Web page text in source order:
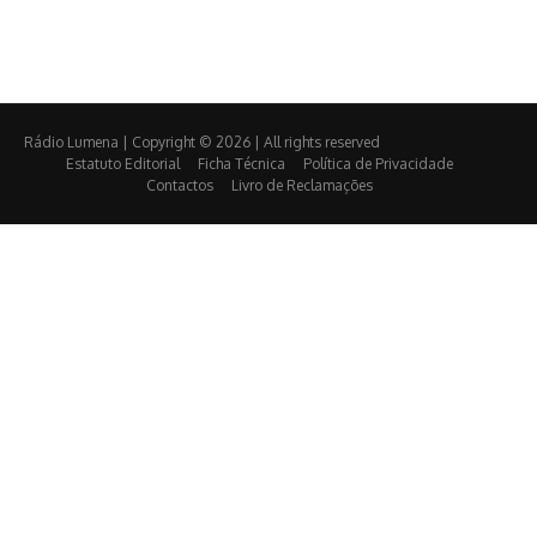
Rádio Lumena | Copyright © 2026 | All rights reserved
Estatuto Editorial
Ficha Técnica
Política de Privacidade
Contactos
Livro de Reclamações